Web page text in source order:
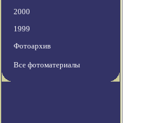
2000
1999
Фотоархив
Все фотоматериалы